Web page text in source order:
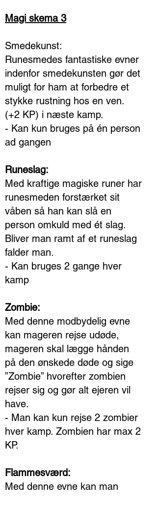
Magi skema 3
Smedekunst:
Runesmedes fantastiske evner
indenfor smedekunsten gør det
muligt for ham at forbedre et
stykke rustning hos en ven.
(+2 KP) i næste kamp.
- Kan kun bruges på én person
ad gangen
Runeslag:
Med kraftige magiske runer har
runesmeden forstærket sit
våben så han kan slå en
person omkuld med ét slag.
Bliver man ramt af et runeslag
falder man.
- Kan bruges 2 gange hver
kamp
Zombie:
Med denne modbydelig evne
kan mageren rejse udøde,
mageren skal lægge hånden
på den ønskede døde og sige
”Zombie” hvorefter zombien
rejser sig og gør alt ejeren vil
have.
- Man kan kun rejse 2 zombier
hver kamp. Zombien har max 2
KP.
Flammesværd:
Med denne evne kan man